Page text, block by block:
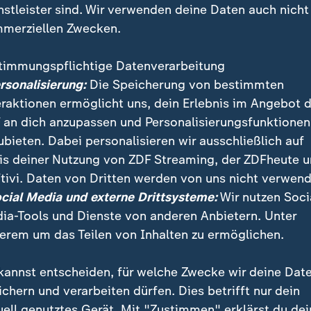
bringt Vorträge zu KI, Astrophysik oder Mode
viele Menschen, stärkt Gemeinschaft – und
entgegenwirken.
sind. Wir verwenden deine Daten auch nicht
Zwecken.
Datenverarbeitung
Die Speicherung von bestimmten
ermöglicht uns, dein Erlebnis im Angebot
an dich anzupassen und Personalisierungsfunktionen
Dabei personalisieren wir ausschließlich auf
deiner Nutzung von ZDF Streaming, der ZDFheute
Daten von Dritten werden von uns nicht
Media und externe Drittsysteme:Wir nutzen
Tools und Dienste von anderen Anbietern. Unter
um das Teilen von Inhalten zu ermöglichen.
entscheiden, für welche Zwecke wir deine
und verarbeiten dürfen. Dies betrifft nur dein